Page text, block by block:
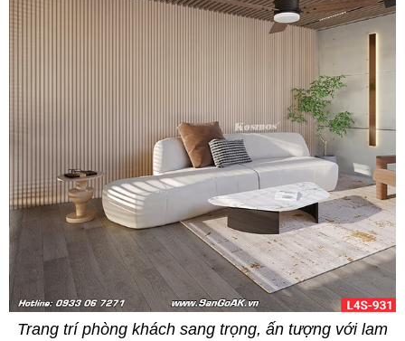
Trang trí phòng khách sang trọng, ấn tượng với lam